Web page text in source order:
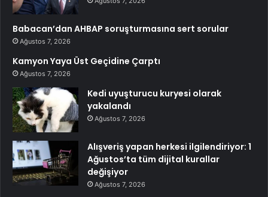
Babacan’dan AHBAP soruşturmasına sert sorular
Ağustos 7, 2026
Kamyon Yaya Üst Geçidine Çarptı
Ağustos 7, 2026
Kedi uyuşturucu kuryesi olarak
yakalandı
Ağustos 7, 2026
Alışveriş yapan herkesi ilgilendiriyor: 1
Ağustos’ta tüm dijital kurallar
değişiyor
Ağustos 7, 2026